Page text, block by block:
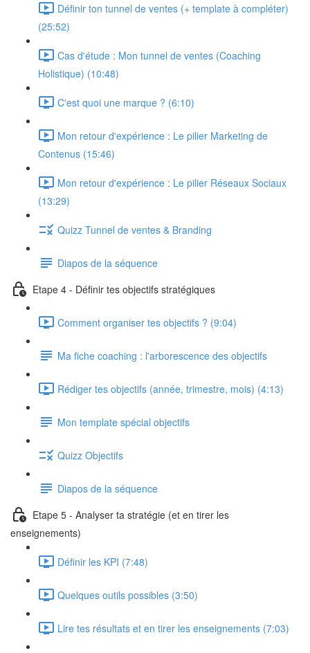
Définir ton tunnel de ventes (+ template à compléter)
(25:52)
Cas d'étude : Mon tunnel de ventes (Coaching
Holistique) (10:48)
C'est quoi une marque ? (6:10)
Mon retour d'expérience : Le pilier Marketing de
Contenus (15:46)
Mon retour d'expérience : Le pilier Réseaux Sociaux
(13:29)
Quizz Tunnel de ventes & Branding
Diapos de la séquence
Etape 4 - Définir tes objectifs stratégiques
Comment organiser tes objectifs ? (9:04)
Ma fiche coaching : l'arborescence des objectifs
Rédiger tes objectifs (année, trimestre, mois) (4:13)
Mon template spécial objectifs
Quizz Objectifs
Diapos de la séquence
Etape 5 - Analyser ta stratégie (et en tirer les
enseignements)
Définir les KPI (7:48)
Quelques outils possibles (3:50)
Lire tes résultats et en tirer les enseignements (7:03)